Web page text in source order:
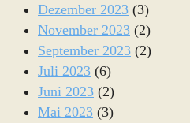
Dezember 2023 (3)
November 2023 (2)
September 2023 (2)
Juli 2023 (6)
Juni 2023 (2)
Mai 2023 (3)